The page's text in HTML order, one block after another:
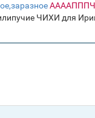
ЧИХИ